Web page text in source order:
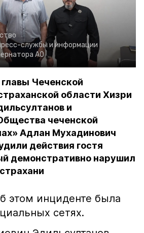
службы и информации
АО
Чеченской
области Хизри
и
чеченской
Адлан Мухадинович
действия гостя
демонстративно нарушил
этом инциденте была
сетях.